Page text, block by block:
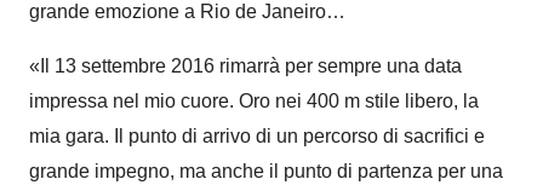
grande emozione a Rio de Janeiro…
« Il 13 settembre 2016 rimarrà per sempre una data
impressa nel mio cuore. Oro nei 400 m stile libero, la
mia gara. Il punto di arrivo di un percorso di sacrifici e
grande impegno, ma anche il punto di partenza per una